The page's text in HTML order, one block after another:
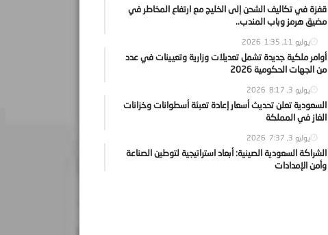
قفزة في تكاليف الشحن إلى الخليج مع ارتفاع المخاطر في
مضيق هرمز وباب المندب..
يوليو 11, 2026 1:35
أوامر ملكية جديدة تشمل تعديلات وزارية وتعيينات في عدد
من الجهات الحكومية 2026
يوليو 3, 2026 8:17
السعودية تعلن تحديث أسعار إعادة تعبئة أسطوانات وخزانات
الغاز في المملكة
يوليو 3, 2026 7:37
الشراكة السعودية الصينية: أبعاد استراتيجية لتوطين الصناعة
وأمن الإمدادات